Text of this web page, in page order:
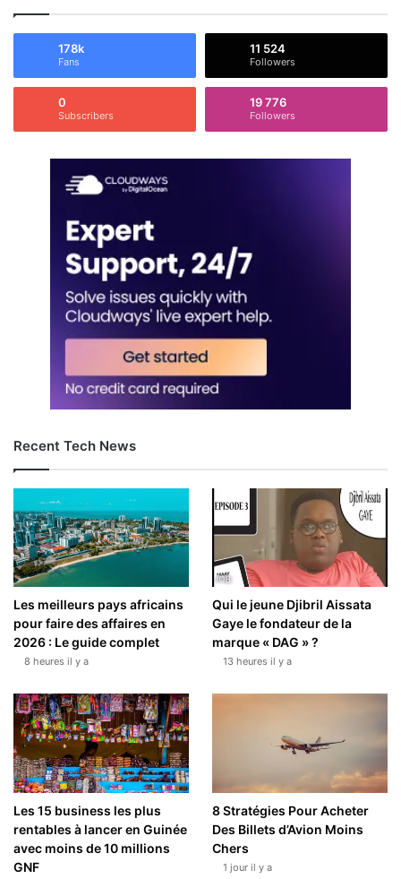
178k
Fans
11 524
Followers
0
Subscribers
19 776
Followers
Recent Tech News
Les meilleurs pays africains
pour faire des affaires en
2026 : Le guide complet
8 heures il y a
Qui le jeune Djibril Aissata
Gaye le fondateur de la
marque « DAG » ?
13 heures il y a
Les 15 business les plus
rentables à lancer en Guinée
avec moins de 10 millions
GNF
8 Stratégies Pour Acheter
Des Billets d’Avion Moins
Chers
1 jour il y a